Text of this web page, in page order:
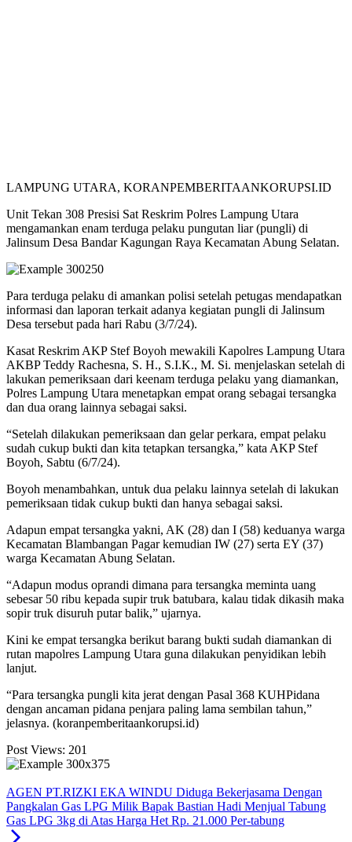
LAMPUNG UTARA, KORANPEMBERITAANKORUPSI.ID
Unit Tekan 308 Presisi Sat Reskrim Polres Lampung Utara
mengamankan enam terduga pelaku pungutan liar (pungli) di
Jalinsum Desa Bandar Kagungan Raya Kecamatan Abung Selatan.
Para terduga pelaku di amankan polisi setelah petugas mendapatkan
informasi dan laporan terkait adanya kegiatan pungli di Jalinsum
Desa tersebut pada hari Rabu (3/7/24).
Kasat Reskrim AKP Stef Boyoh mewakili Kapolres Lampung Utara
AKBP Teddy Rachesna, S. H., S.I.K., M. Si. menjelaskan setelah di
lakukan pemeriksaan dari keenam terduga pelaku yang diamankan,
Polres Lampung Utara menetapkan empat orang sebagai tersangka
dan dua orang lainnya sebagai saksi.
“Setelah dilakukan pemeriksaan dan gelar perkara, empat pelaku
sudah cukup bukti dan kita tetapkan tersangka,” kata AKP Stef
Boyoh, Sabtu (6/7/24).
Boyoh menambahkan, untuk dua pelaku lainnya setelah di lakukan
pemeriksaan tidak cukup bukti dan hanya sebagai saksi.
Adapun empat tersangka yakni, AK (28) dan I (58) keduanya warga
Kecamatan Blambangan Pagar kemudian IW (27) serta EY (37)
warga Kecamatan Abung Selatan.
“Adapun modus oprandi dimana para tersangka meminta uang
sebesar 50 ribu kepada supir truk batubara, kalau tidak dikasih maka
sopir truk disuruh putar balik,” ujarnya.
Kini ke empat tersangka berikut barang bukti sudah diamankan di
rutan mapolres Lampung Utara guna dilakukan penyidikan lebih
lanjut.
“Para tersangka pungli kita jerat dengan Pasal 368 KUHPidana
dengan ancaman pidana penjara paling lama sembilan tahun,”
jelasnya. (koranpemberitaankorupsi.id)
Post Views: 201
AGEN PT.RIZKI EKA WINDU Diduga Bekerjasama Dengan
Pangkalan Gas LPG Milik Bapak Bastian Hadi Menjual Tabung
Gas LPG 3kg di Atas Harga Het Rp. 21.000 Per-tabung